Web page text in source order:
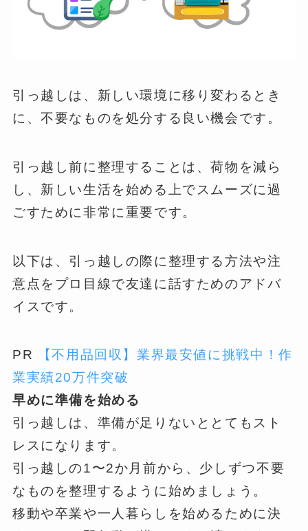
引っ越しは、新しい環境に移り変わるとき
に、不要なものを処分する良い機会です。
引っ越し前に整理することは、荷物を減ら
し、新しい生活を始める上でスムーズに過
ごすために非常に重要です。
以下は、引っ越しの際に整理する方法や注
意点をプロ目線で友達に話すためのアドバ
イスです。
PR
【不用品回収】業界最安値に挑戦中！作
業実績20万件突破
早めに準備を始める
引っ越しは、準備が足りないととてもスト
レスになります。
引っ越しの1〜2か月前から、少しずつ不要
なものを整理するように始めましょう。
移動や卒業や一人暮らしを始めるために決